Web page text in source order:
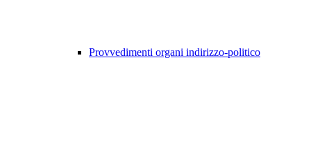
Provvedimenti organi indirizzo-politico